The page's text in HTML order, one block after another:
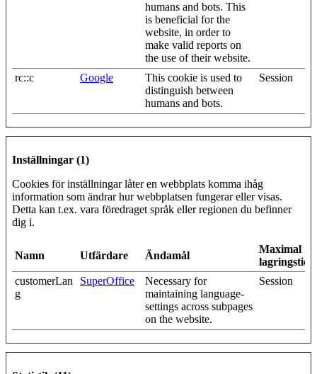
humans and bots. This
is beneficial for the
website, in order to
make valid reports on
the use of their website.
rc::c Google
This cookie is used to
distinguish between
humans and bots.
Session
Inställningar (1)
Cookies för inställningar låter en webbplats komma ihåg
information som ändrar hur webbplatsen fungerar eller visas.
Detta kan t.ex. vara föredraget språk eller regionen du befinner
dig i.
Namn Utfärdare Ändamål
Maximal
lagringstid
customerLan
g
SuperOffice
Necessary for
maintaining language-
settings across subpages
on the website.
Session